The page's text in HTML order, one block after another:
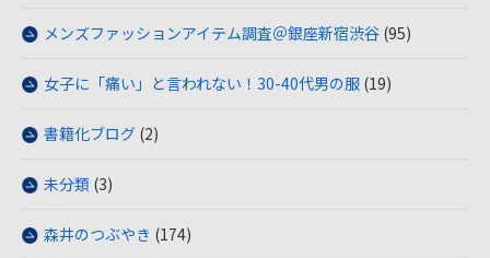
メンズファッションアイテム調査＠銀座新宿渋谷 (95)
女子に「痛い」と言われない！30-40代男の服 (19)
書籍化ブログ (2)
未分類 (3)
森井のつぶやき (174)